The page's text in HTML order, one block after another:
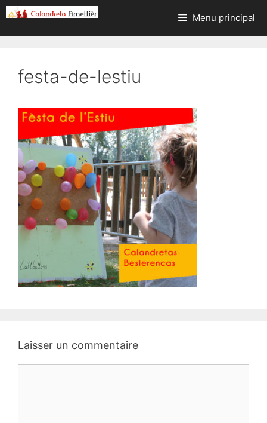
Aller
au
contenu
Menu principal
festa-de-lestiu
Laisser un commentaire